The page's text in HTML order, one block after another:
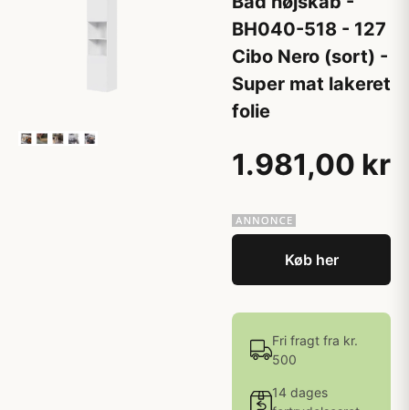
BH040-518 - 127
Cibo Nero (sort) -
Super mat lakeret
folie
1.981,00 kr
Køb her
Fri fragt fra kr.
500
14 dages